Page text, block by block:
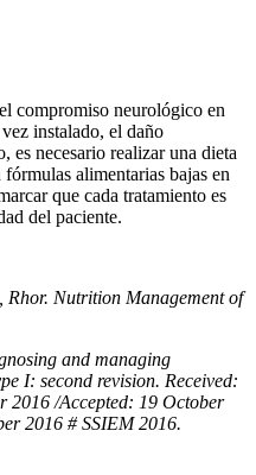
compromiso neurológico en
instalado, el daño
es necesario realizar una dieta
alimentarias bajas en
que cada tratamiento es
del paciente.
Nutrition Management of
and managing
I: second revision. Received:
2016 /Accepted: 19 October
2016 # SSIEM 2016.